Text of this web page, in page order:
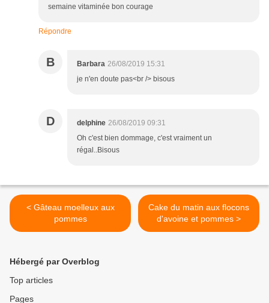
semaine vitaminée bon courage
Répondre
B Barbara 26/08/2019 15:31
je n'en doute pas<br /> bisous
D delphine 26/08/2019 09:31
Oh c'est bien dommage, c'est vraiment un
régal..Bisous
< Gâteau moelleux aux
pommes
Cake du matin aux flocons
d'avoine et pommes >
Hébergé par Overblog
Top articles
Pages